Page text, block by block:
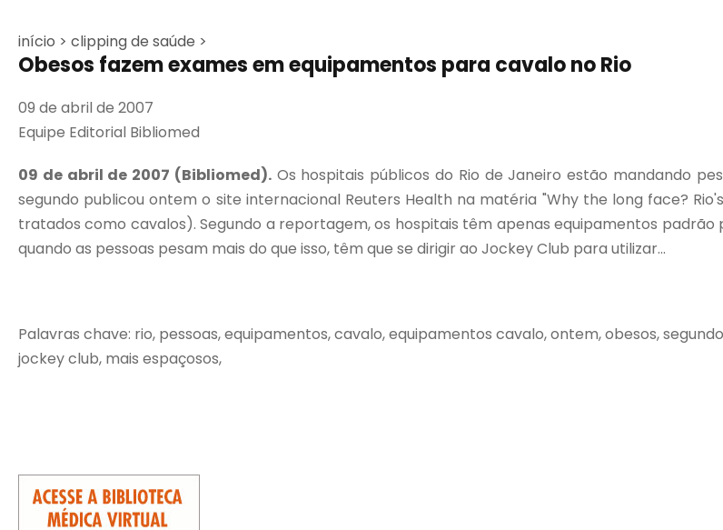
início > clipping de saúde >
Obesos fazem exames em equipamentos para cavalo no Rio
09 de abril de 2007
Equipe Editorial Bibliomed
09 de abril de 2007 (Bibliomed).Os hospitais públicos do Rio de Janeiro estão mandando
segundo publicou ontem o site internacional Reuters Health na matéria "Why the long face?
tratados como cavalos). Segundo a reportagem, os hospitais têm apenas equipamentos
quando as pessoas pesam mais do que isso, têm que se dirigir ao Jockey Club para utilizar...
Palavras chave: rio, pessoas, equipamentos, cavalo, equipamentos cavalo, ontem, obesos,
jockey club, mais espaçosos,